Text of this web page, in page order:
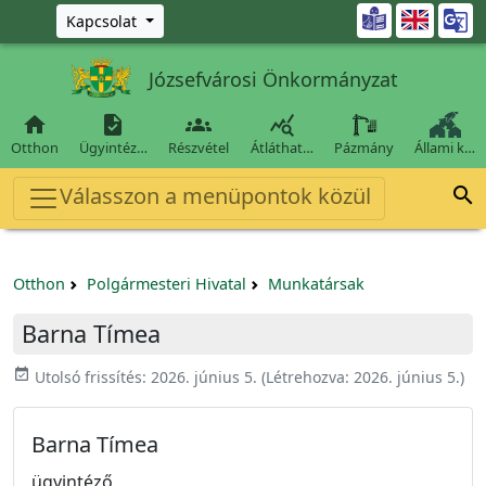
Ugrás a fő tartalomra
Kapcsolat 
Józsefvárosi Önkormányzat

Otthon

Ügyintéz…

Részvétel

Átláthat… Pázmány Állami k…
Válasszon a menüpontok közül 
Otthon Polgármesteri Hivatal Munkatársak
Barna Tímea
event_available Utolsó frissítés: 2026. június 5. (Létrehozva: 2026. június 5.)
Barna Tímea